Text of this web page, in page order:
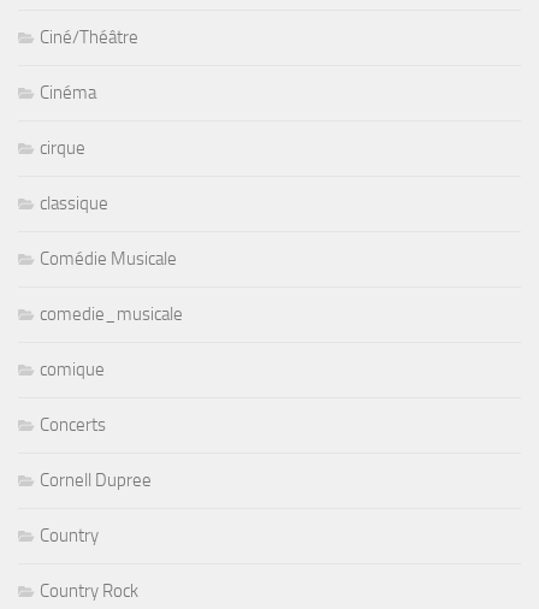
Ciné/Théâtre
Cinéma
cirque
classique
Comédie Musicale
comedie_musicale
comique
Concerts
Cornell Dupree
Country
Country Rock